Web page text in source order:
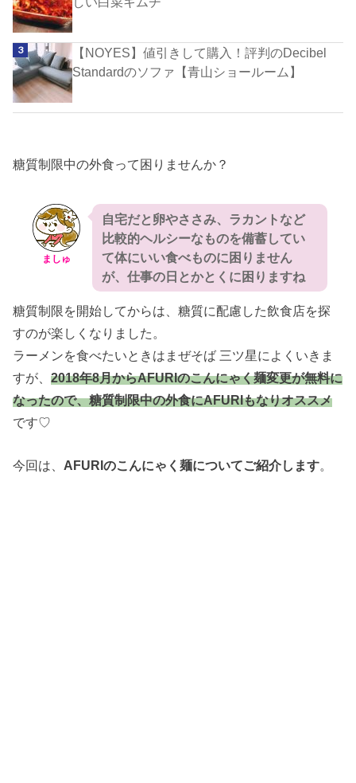
【NOYES】値引きして購入！評判のDecibel
Standardのソファ【青山ショールーム】
糖質制限中の外食って困りませんか？
ましゅ
自宅だと卵やささみ、ラカントなど
比較的ヘルシーなものを備蓄してい
て体にいい食べものに困りません
が、仕事の日とかとくに困りますね
糖質制限を開始してからは、糖質に配慮した飲食店を探
すのが楽しくなりました。
ラーメンを食べたいときはまぜそば 三ツ星によくいきま
すが、2018年8月からAFURIのこんにゃく麺変更が無料に
なったので、糖質制限中の外食にAFURIもなりオススメ
です♡
今回は、 AFURIのこんにゃく麺についてご紹介します。